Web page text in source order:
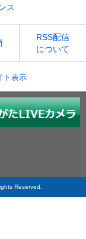
ス
RSS配信
について
ト表示
Reserved.